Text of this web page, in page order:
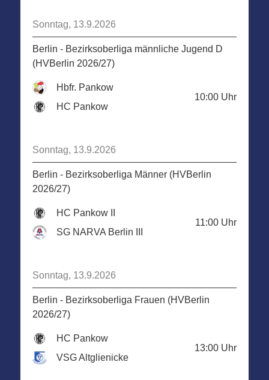
Sonntag, 13.9.2026
Berlin - Bezirksoberliga männliche Jugend D
(HVBerlin 2026/27)
Hbfr. Pankow
HC Pankow
10:00 Uhr
Sonntag, 13.9.2026
Berlin - Bezirksoberliga Männer (HVBerlin
2026/27)
HC Pankow II
SG NARVA Berlin III
11:00 Uhr
Sonntag, 13.9.2026
Berlin - Bezirksoberliga Frauen (HVBerlin
2026/27)
HC Pankow
VSG Altglienicke
13:00 Uhr